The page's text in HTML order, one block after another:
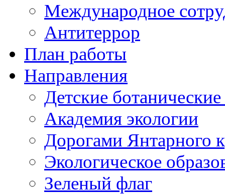
Международное
Антитеррор
План работы
Направления
Детские
Академия экологии
Дорогами Янтарного
Экологическое
Зеленый флаг